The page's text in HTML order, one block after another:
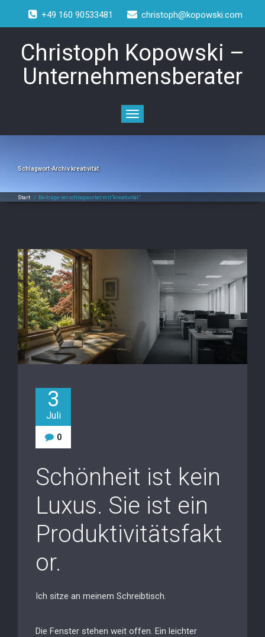
+49 160 90533481 christoph@kopowski.com
Christoph Kopowski –
Unternehmensberater
Toggle
navigation
Schlagwort-Archivkreativität
Start / Beiträge verschlagwortet mit"kreativität"
3
Juli
0
Schönheit ist kein
Luxus. Sie ist ein
Produktivitätsfakt
or.
Ich sitze an meinem Schreibtisch.
Die Fenster stehen weit offen. Ein leichter